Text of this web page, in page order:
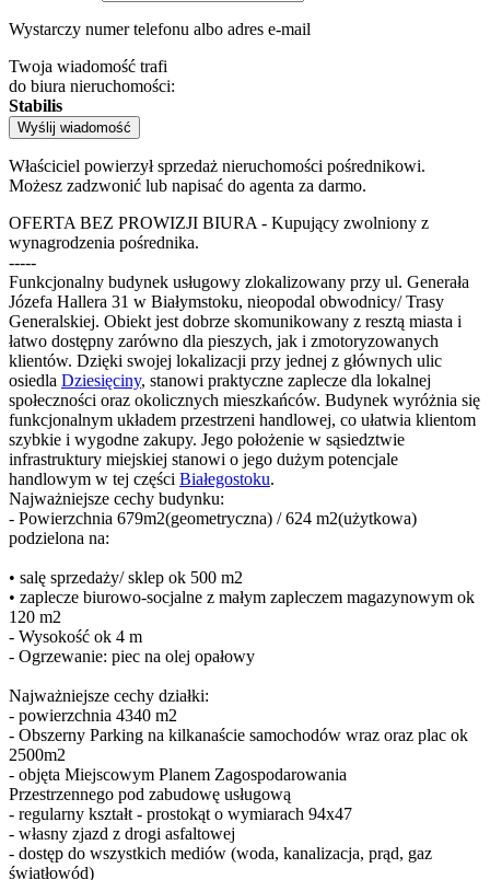
Wystarczy numer telefonu albo adres e-mail
Twoja wiadomość trafi
do biura nieruchomości:
Stabilis
Wyślij wiadomość
Właściciel powierzył sprzedaż nieruchomości pośrednikowi.
Możesz zadzwonić lub napisać do agenta za darmo.
OFERTA BEZ PROWIZJI BIURA - Kupujący zwolniony z
wynagrodzenia pośrednika.
-----
Funkcjonalny budynek usługowy zlokalizowany przy ul. Generała
Józefa Hallera 31 w Białymstoku, nieopodal obwodnicy/ Trasy
Generalskiej. Obiekt jest dobrze skomunikowany z resztą miasta i
łatwo dostępny zarówno dla pieszych, jak i zmotoryzowanych
klientów. Dzięki swojej lokalizacji przy jednej z głównych ulic
osiedla Dziesięciny, stanowi praktyczne zaplecze dla lokalnej
społeczności oraz okolicznych mieszkańców. Budynek wyróżnia się
funkcjonalnym układem przestrzeni handlowej, co ułatwia klientom
szybkie i wygodne zakupy. Jego położenie w sąsiedztwie
infrastruktury miejskiej stanowi o jego dużym potencjale
handlowym w tej części Białegostoku.
Najważniejsze cechy budynku:
- Powierzchnia 679m2(geometryczna) / 624 m2(użytkowa)
podzielona na:
• salę sprzedaży/ sklep ok 500 m2
• zaplecze biurowo-socjalne z małym zapleczem magazynowym ok
120 m2
- Wysokość ok 4 m
- Ogrzewanie: piec na olej opałowy
Najważniejsze cechy działki:
- powierzchnia 4340 m2
- Obszerny Parking na kilkanaście samochodów wraz oraz plac ok
2500m2
- objęta Miejscowym Planem Zagospodarowania
Przestrzennego pod zabudowę usługową
- regularny kształt - prostokąt o wymiarach 94x47
- własny zjazd z drogi asfaltowej
- dostęp do wszystkich mediów (woda, kanalizacja, prąd, gaz
światłowód)